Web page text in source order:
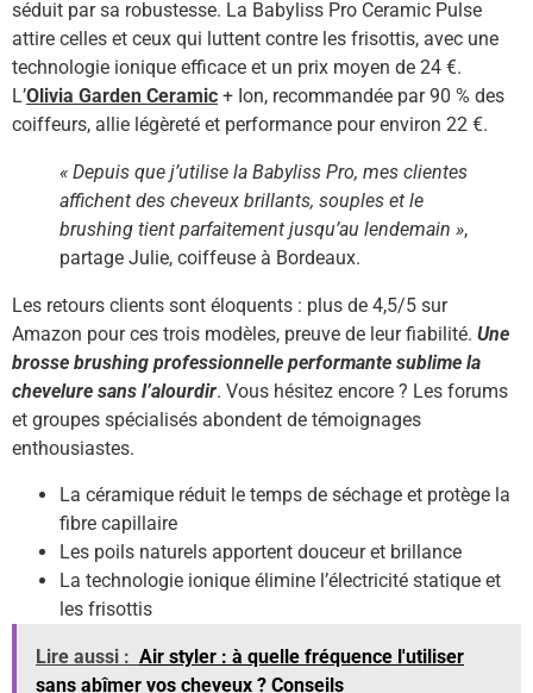
séduit par sa robustesse. La Babyliss Pro Ceramic Pulse
attire celles et ceux qui luttent contre les frisottis, avec une
technologie ionique efficace et un prix moyen de 24 €.
L’Olivia Garden Ceramic + Ion, recommandée par 90 % des
coiffeurs, allie légèreté et performance pour environ 22 €.
« Depuis que j’utilise la Babyliss Pro, mes clientes
affichent des cheveux brillants, souples et le
brushing tient parfaitement jusqu’au lendemain »,
partage Julie, coiffeuse à Bordeaux.
Les retours clients sont éloquents : plus de 4,5/5 sur
Amazon pour ces trois modèles, preuve de leur fiabilité. Une
brosse brushing professionnelle performante sublime la
chevelure sans l’alourdir. Vous hésitez encore ? Les forums
et groupes spécialisés abondent de témoignages
enthousiastes.
La céramique réduit le temps de séchage et protège la
fibre capillaire
Les poils naturels apportent douceur et brillance
La technologie ionique élimine l’électricité statique et
les frisottis
Lire aussi : Air styler : à quelle fréquence l'utiliser
sans abîmer vos cheveux ? Conseils